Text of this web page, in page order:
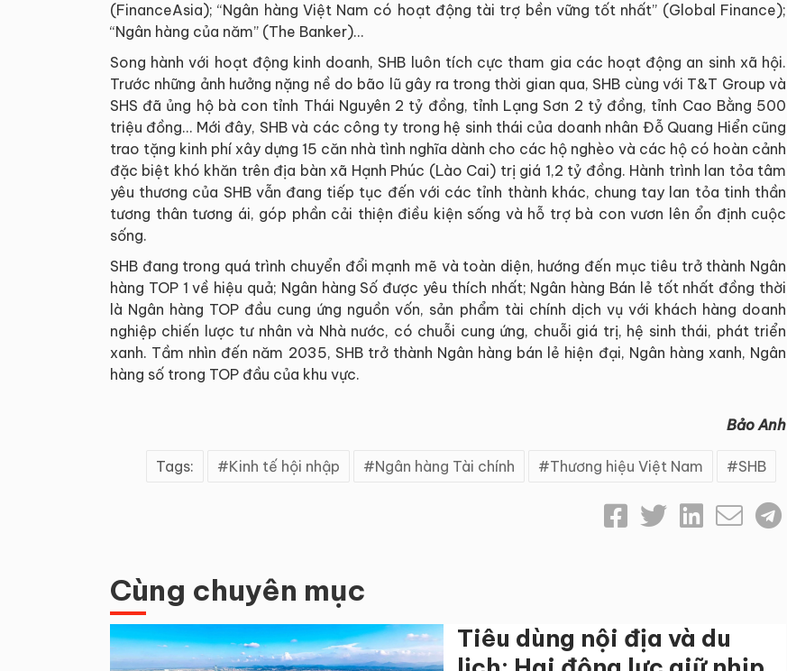
(FinanceAsia); “Ngân hàng Việt Nam có hoạt động tài trợ bền vững tốt nhất” (Global Finance);
“Ngân hàng của năm” (The Banker)...
Song hành với hoạt động kinh doanh, SHB luôn tích cực tham gia các hoạt động an sinh xã hội.
Trước những ảnh hưởng nặng nề do bão lũ gây ra trong thời gian qua, SHB cùng với T&T Group và
SHS đã ủng hộ bà con tỉnh Thái Nguyên 2 tỷ đồng, tỉnh Lạng Sơn 2 tỷ đồng, tỉnh Cao Bằng 500
triệu đồng… Mới đây, SHB và các công ty trong hệ sinh thái của doanh nhân Đỗ Quang Hiển cũng
trao tặng kinh phí xây dựng 15 căn nhà tình nghĩa dành cho các hộ nghèo và các hộ có hoàn cảnh
đặc biệt khó khăn trên địa bàn xã Hạnh Phúc (Lào Cai) trị giá 1,2 tỷ đồng. Hành trình lan tỏa tâm
yêu thương của SHB vẫn đang tiếp tục đến với các tỉnh thành khác, chung tay lan tỏa tinh thần
tương thân tương ái, góp phần cải thiện điều kiện sống và hỗ trợ bà con vươn lên ổn định cuộc
sống.
SHB đang trong quá trình chuyển đổi mạnh mẽ và toàn diện, hướng đến mục tiêu trở thành Ngân
hàng TOP 1 về hiệu quả; Ngân hàng Số được yêu thích nhất; Ngân hàng Bán lẻ tốt nhất đồng thời
là Ngân hàng TOP đầu cung ứng nguồn vốn, sản phẩm tài chính dịch vụ với khách hàng doanh
nghiệp chiến lược tư nhân và Nhà nước, có chuỗi cung ứng, chuỗi giá trị, hệ sinh thái, phát triển
xanh. Tầm nhìn đến năm 2035, SHB trở thành Ngân hàng bán lẻ hiện đại, Ngân hàng xanh, Ngân
hàng số trong TOP đầu của khu vực.
Bảo Anh
Tags: Kinh tế hội nhập Ngân hàng Tài chính Thương hiệu Việt Nam SHB
Cùng chuyên mục
Tiêu dùng nội địa và du